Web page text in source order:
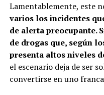
Lamentablemente, este
varios los incidentes
de alerta preocupante.
de drogas que, según
presenta altos niveles
el escenario deja de ser
convertirse en uno